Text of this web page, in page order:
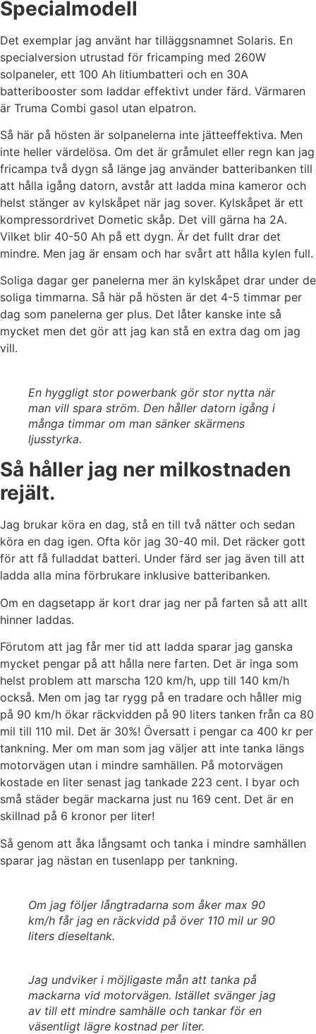
Specialmodell
Det exemplar jag använt har tilläggsnamnet Solaris. En
specialversion utrustad för fricamping med 260W
solpaneler, ett 100 Ah litiumbatteri och en 30A
batteribooster som laddar effektivt under färd. Värmaren
är Truma Combi gasol utan elpatron.
Så här på hösten är solpanelerna inte jätteeffektiva. Men
inte heller värdelösa. Om det är gråmulet eller regn kan jag
fricampa två dygn så länge jag använder batteribanken till
att hålla igång datorn, avstår att ladda mina kameror och
helst stänger av kylskåpet när jag sover. Kylskåpet är ett
kompressordrivet Dometic skåp. Det vill gärna ha 2A.
Vilket blir 40-50 Ah på ett dygn. Är det fullt drar det
mindre. Men jag är ensam och har svårt att hålla kylen full.
Soliga dagar ger panelerna mer än kylskåpet drar under de
soliga timmarna. Så här på hösten är det 4-5 timmar per
dag som panelerna ger plus. Det låter kanske inte så
mycket men det gör att jag kan stå en extra dag om jag
vill.
En hyggligt stor powerbank gör stor nytta när
man vill spara ström. Den håller datorn igång i
många timmar om man sänker skärmens
ljusstyrka.
Så håller jag ner milkostnaden
rejält.
Jag brukar köra en dag, stå en till två nätter och sedan
köra en dag igen. Ofta kör jag 30-40 mil. Det räcker gott
för att få fulladdat batteri. Under färd ser jag även till att
ladda alla mina förbrukare inklusive batteribanken.
Om en dagsetapp är kort drar jag ner på farten så att allt
hinner laddas.
Förutom att jag får mer tid att ladda sparar jag ganska
mycket pengar på att hålla nere farten. Det är inga som
helst problem att marscha 120 km/h, upp till 140 km/h
också. Men om jag tar rygg på en tradare och håller mig
på 90 km/h ökar räckvidden på 90 liters tanken från ca 80
mil till 110 mil. Det är 30%! Översatt i pengar ca 400 kr per
tankning. Mer om man som jag väljer att inte tanka längs
motorvägen utan i mindre samhällen. På motorvägen
kostade en liter senast jag tankade 223 cent. I byar och
små städer begär mackarna just nu 169 cent. Det är en
skillnad på 6 kronor per liter!
Så genom att åka långsamt och tanka i mindre samhällen
sparar jag nästan en tusenlapp per tankning.
Om jag följer långtradarna som åker max 90
km/h får jag en räckvidd på över 110 mil ur 90
liters dieseltank.
Jag undviker i möjligaste mån att tanka på
mackarna vid motorvägen. Istället svänger jag
av till ett mindre samhälle och tankar för en
väsentligt lägre kostnad per liter.